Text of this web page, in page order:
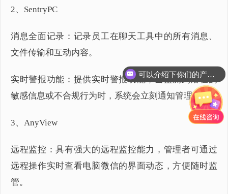
2、SentryPC
消息全面记录：记录员工在聊天工具中的所有消息、
文件传输和互动内容。
实时警报功能：提供实时警报功能，当监测到潜在的
敏感信息或不合规行为时，系统会立刻通知管理员。
3、AnyView
远程监控：具有强大的远程监控能力，管理者可通过
远程操作实时查看电脑微信的界面动态，方便随时监
管。
可以介绍下你们的产品么？
你们是怎么收费的呢？